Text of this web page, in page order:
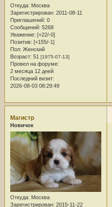
Откуда: Москва
Зарегистрирован: 2011-08-11
Приглашений: 0
Сообщений: 5268
Уважение: [+22/-0]
Позитив: [+155/-1]
Пол: Женский
Возраст: 51 [1975-07-13]
Провел на форуме:
2 месяца 12 дней
Последний визит:
2026-08-03 08:29:49
Магистр
Новичок
Откуда: Москва
Зарегистрирован: 2015-11-22